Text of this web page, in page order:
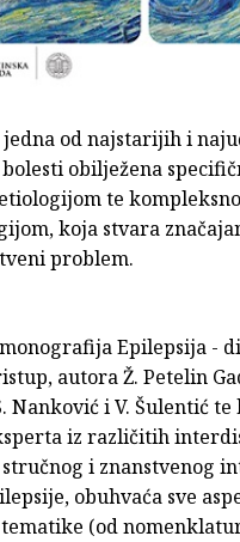
od najstarijih i
obilježena
te
koja stvara
problem.
Epilepsija -
autora Ž. Petelin
Nanković i V. Šulentić
iz različitih
i znanstvenog
obuhvaća sve
(od